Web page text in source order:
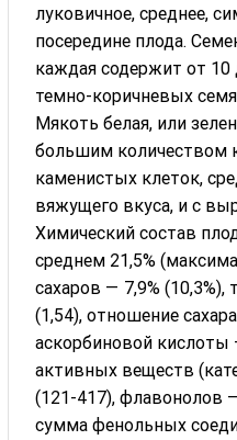
луковичное, среднее,
посередине плода.
каждая содержит от
темно-коричневых
Мякоть белая, или
большим количеством
каменистых клеток,
вяжущего вкуса, и с
Химический состав
среднем 21,5%
сахаров — 7,9%
(1,54), отношение
аскорбиновой кислоты
активных веществ
(121-417), флавонолов
сумма фенольных